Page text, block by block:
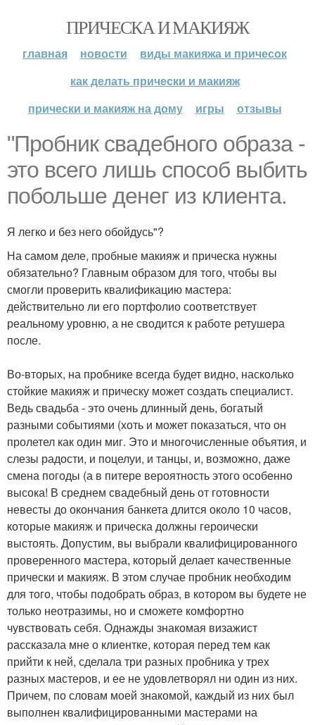
ПРИЧЕСКА И МАКИЯЖ
главная новости
виды макияжа и причесок
как делать прически и макияж
прически и макияж на дому
игры отзывы
"Пробник свадебного образа -
это всего лишь способ выбить
побольше денег из клиента.
Я легко и без него обойдусь"?
На самом деле, пробные макияж и прическа нужны
обязательно? Главным образом для того, чтобы вы
смогли проверить квалификацию мастера:
действительно ли его портфолио соответствует
реальному уровню, а не сводится к работе ретушера
после.
Во-вторых, на пробнике всегда будет видно, насколько
стойкие макияж и прическу может создать специалист.
Ведь свадьба - это очень длинный день, богатый
разными событиями (хоть и может показаться, что он
пролетел как один миг. Это и многочисленные объятия, и
слезы радости, и поцелуи, и танцы, и, возможно, даже
смена погоды (а в питере вероятность этого особенно
высока! В среднем свадебный день от готовности
невесты до окончания банкета длится около 10 часов,
которые макияж и прическа должны героически
выстоять. Допустим, вы выбрали квалифицированного
проверенного мастера, который делает качественные
прически и макияж. В этом случае пробник необходим
для того, чтобы подобрать образ, в котором вы будете не
только неотразимы, но и сможете комфортно
чувствовать себя. Однажды знакомая визажист
рассказала мне о клиентке, которая перед тем как
прийти к ней, сделала три разных пробника у трех
разных мастеров, и ее не удовлетворял ни один из них.
Причем, по словам моей знакомой, каждый из них был
выполнен квалифицированными мастерами на